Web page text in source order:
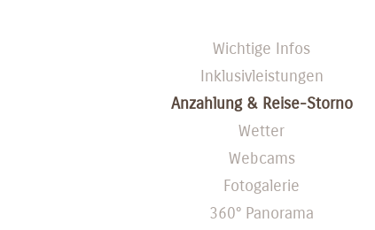
Wichtige Infos
Inklusivleistungen
Anzahlung & Reise-Storno
Wetter
Webcams
Fotogalerie
360° Panorama